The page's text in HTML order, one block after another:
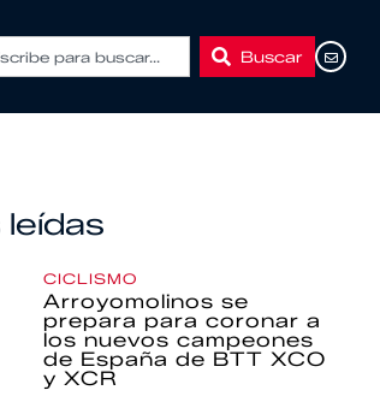
Buscar
leídas
CICLISMO
Arroyomolinos se
prepara para coronar a
los nuevos campeones
de España de BTT XCO
y XCR